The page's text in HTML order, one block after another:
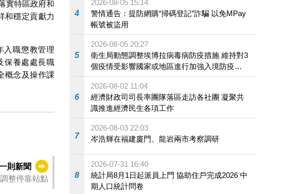
實特區政府和
和穩定貢獻力
入職懲教管理
保養處處長職
概念及操作課
則新聞
整停靠站點
4
2026-08-05 15:14
警情通告：提防網購“掃碼登記”詐騙 以免MPay
帳號被盜用
5
2026-08-05 20:27
衛生局動態調整埃博拉病毒病防疫措施 維持對3
個疫情受影響國家或地區進行加強入境防疫措
施
6
2026-08-02 11:04
經濟財政司司長率團隊落區走訪各社團 凝聚共
識推進經濟民生各項工作
7
2026-08-03 22:03
岑浩輝在福建廈門、龍岩兩市考察調研
8
2026-07-31 16:40
統計局8月1日起派員上門 協助住戶完成2026 中
期人口統計問卷